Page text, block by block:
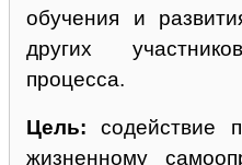
обучения и
других
процесса.
Цель:содействие
жизненному